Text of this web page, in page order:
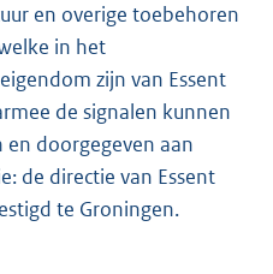
en overige toebehoren
in het
zijn van Essent
de signalen kunnen
doorgegeven aan
de directie van Essent
te Groningen.